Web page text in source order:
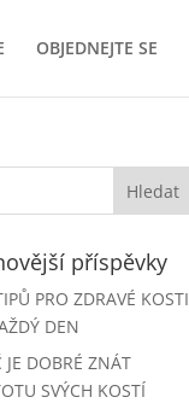
OBJEDNEJTE SE
příspěvky
PRO ZDRAVÉ KOSTI
DEN
JE DOBRÉ ZNÁT
SVÝCH KOSTÍ